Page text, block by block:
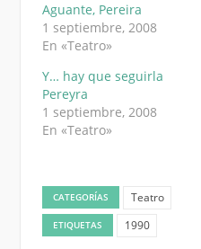
Aguante, Pereira
1 septiembre, 2008
En «Teatro»
Y… hay que seguirla
Pereyra
1 septiembre, 2008
En «Teatro»
CATEGORÍAS Teatro
ETIQUETAS 1990